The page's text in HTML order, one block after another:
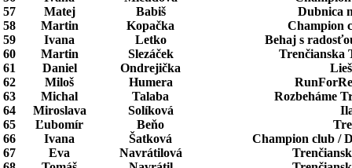
57
Matej Babiš
Dubnica
58
Martin Kopačka
Champion
59
Ivana Letko
Behaj s
60
Martin Slezáček
Trenčianska
61
Daniel Ondrejička
62
Miloš Humera
63
Michal Talaba
Rozbeháme
64
Miroslava Solíková
65
Ľubomír Beňo
66
Ivana Šatková
Champion club /
67
Eva Navrátilová